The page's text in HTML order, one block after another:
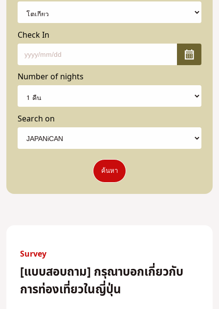
Check In
Number of nights
Search on
ค้นหา
Survey
[แบบสอบถาม] กรุณาบอกเกี่ยวกับ
การท่องเที่ยวในญี่ปุ่น